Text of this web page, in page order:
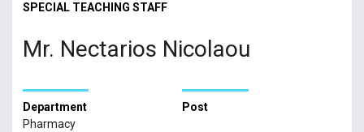
SPECIAL TEACHING STAFF
Mr. Nectarios Nicolaou
Department
Pharmacy
Post